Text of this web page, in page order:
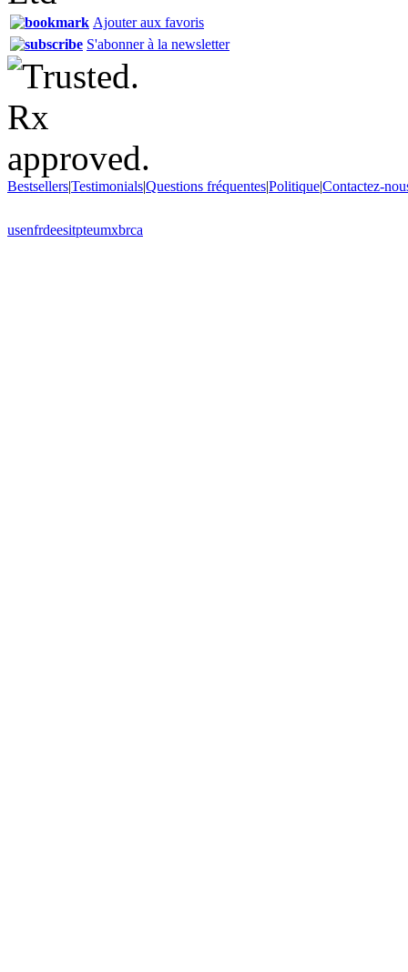
Ajouter aux favoris
S'abonner à la newsletter
Bestsellers|Testimonials|Questions fréquentes|Politique|Contactez-
usenfrdeesitpteumxbrca